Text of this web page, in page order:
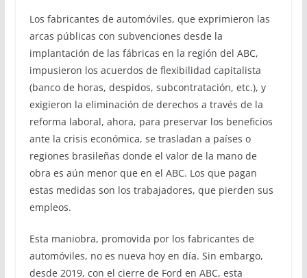
Los fabricantes de automóviles, que exprimieron las
arcas públicas con subvenciones desde la
implantación de las fábricas en la región del ABC,
impusieron los acuerdos de flexibilidad capitalista
(banco de horas, despidos, subcontratación, etc.), y
exigieron la eliminación de derechos a través de la
reforma laboral, ahora, para preservar los beneficios
ante la crisis económica, se trasladan a países o
regiones brasileñas donde el valor de la mano de
obra es aún menor que en el ABC. Los que pagan
estas medidas son los trabajadores, que pierden sus
empleos.
Esta maniobra, promovida por los fabricantes de
automóviles, no es nueva hoy en día. Sin embargo,
desde 2019, con el cierre de Ford en ABC, esta